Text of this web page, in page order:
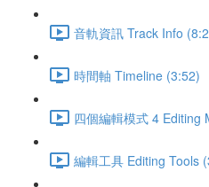
音軌資訊 Track Info
時間軸 Timeline (3:52)
四個編輯模式 4 Editing
編輯工具 Editing Tools